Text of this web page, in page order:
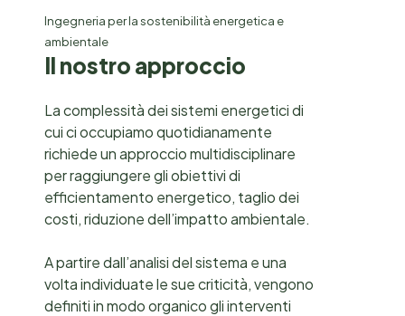
Ingegneria per la sostenibilità energetica e
ambientale
Il nostro approccio
La complessità dei sistemi energetici di
cui ci occupiamo quotidianamente
richiede un approccio multidisciplinare
per raggiungere gli obiettivi di
efficientamento energetico, taglio dei
costi, riduzione dell’impatto ambientale.
A partire dall’analisi del sistema e una
volta individuate le sue criticità, vengono
definiti in modo organico gli interventi